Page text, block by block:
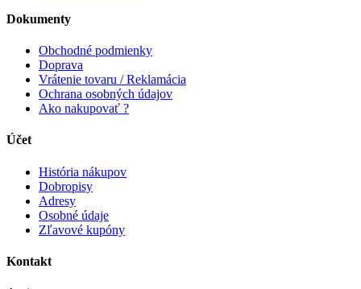
Dokumenty
Obchodné podmienky
Doprava
Vrátenie tovaru / Reklamácia
Ochrana osobných údajov
Ako nakupovať ?
Účet
História nákupov
Dobropisy
Adresy
Osobné údaje
Zľavové kupóny
Kontakt